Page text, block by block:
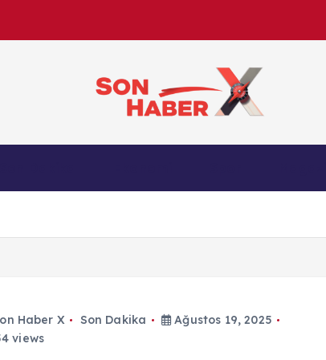
Son Haber X’te son dakika, Türkiye
anlık
Haber X Son Dakika
Ağustos 19, 2025
views